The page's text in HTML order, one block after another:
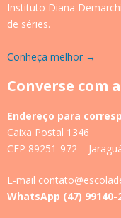
Instituto Diana
de séries.
Conheça melhor →
Converse com
Endereço para
Caixa Postal 1346
CEP 89251-972 –
E-mail
WhatsApp (47) 99140-